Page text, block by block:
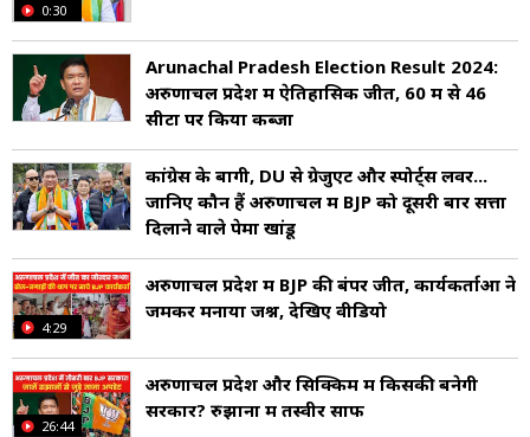
0:30
Arunachal Pradesh Election Result 2024:
अरुणाचल प्रदेश में ऐतिहासिक जीत, 60 में से 46
सीटों पर किया कब्जा
कांग्रेस के बागी, DU से ग्रेजुएट और स्पोर्ट्स लवर...
जानिए कौन हैं अरुणाचल में BJP को दूसरी बार सत्ता
दिलाने वाले पेमा खांडू
4:29
अरुणाचल प्रदेश में BJP की बंपर जीत, कार्यकर्ताओं ने
जमकर मनाया जश्न, देखिए वीडियो
26:44
अरुणाचल प्रदेश और सिक्किम में किसकी बनेगी
सरकार? रुझानों में तस्वीर साफ